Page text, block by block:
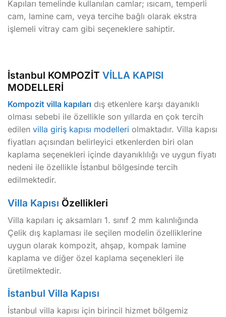
Kapıları temelinde kullanılan camlar; ısıcam, temperli
cam, lamine cam, veya tercihe bağlı olarak ekstra
işlemeli vitray cam gibi seçeneklere sahiptir.
İstanbul KOMPOZİT VİLLA KAPISI
MODELLERİ
Kompozit villa kapıları dış etkenlere karşı dayanıklı
olması sebebi ile özellikle son yıllarda en çok tercih
edilen villa giriş kapısı modelleri olmaktadır. Villa kapısı
fiyatları açısından belirleyici etkenlerden biri olan
kaplama seçenekleri içinde dayanıklılığı ve uygun fiyatı
nedeni ile özellikle İstanbul bölgesinde tercih
edilmektedir.
Villa Kapısı Özellikleri
Villa kapıları iç aksamları 1. sınıf 2 mm kalınlığında
Çelik dış kaplaması ile seçilen modelin özelliklerine
uygun olarak kompozit, ahşap, kompak lamine
kaplama ve diğer özel kaplama seçenekleri ile
üretilmektedir.
İstanbul Villa Kapısı
İstanbul villa kapısı için birincil hizmet bölgemiz